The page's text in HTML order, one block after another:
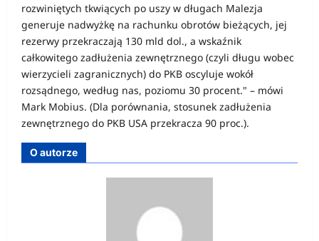
rozwiniętych tkwiących po uszy w długach Malezja
generuje nadwyżkę na rachunku obrotów bieżących, jej
rezerwy przekraczają 130 mld dol., a wskaźnik
całkowitego zadłużenia zewnętrznego (czyli długu wobec
wierzycieli zagranicznych) do PKB oscyluje wokół
rozsądnego, według nas, poziomu 30 procent." – mówi
Mark Mobius. (Dla porównania, stosunek zadłużenia
zewnętrznego do PKB USA przekracza 90 proc.).
O autorze